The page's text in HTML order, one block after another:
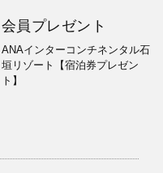
会員プレゼント
ANAインターコンチネンタル石
垣リゾート【宿泊券プレゼン
ト】